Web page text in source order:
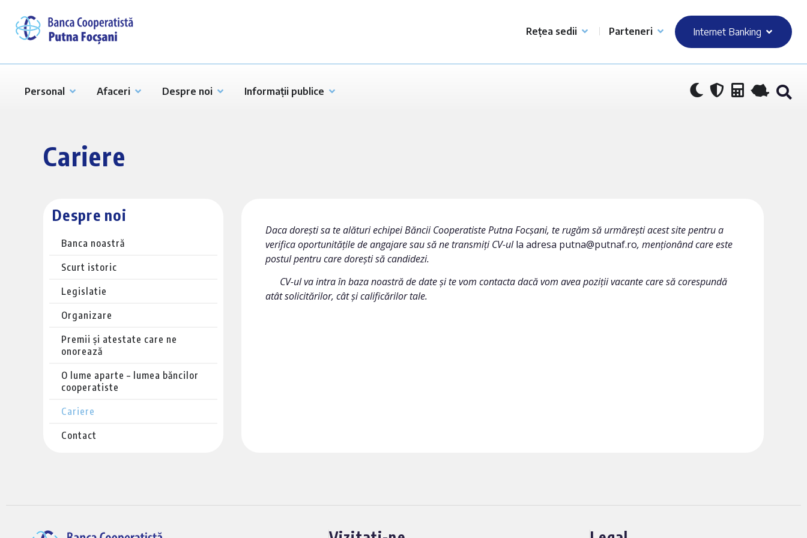
Rețea sedii Parteneri Internet Banking
Personal Afaceri Despre noi Informații publice
Cariere
Despre noi
Banca noastră
Scurt istoric
Legislatie
Organizare
Premii și atestate care ne
onorează
O lume aparte – lumea băncilor
cooperatiste
Cariere
Contact
Daca dorești sa te alături echipei Băncii Cooperatiste Putna Focșani, te rugăm să urmărești acest site pentru a
verifica oportunitățile de angajare sau să ne transmiți CV-ulla adresa putna@putnaf.ro, menționând care este
postul pentru care dorești să candidezi.
CV-ul va intra în baza noastră de date și te vom contacta dacă vom avea poziții vacante care să corespundă
atât solicitărilor, cât și calificărilor tale.